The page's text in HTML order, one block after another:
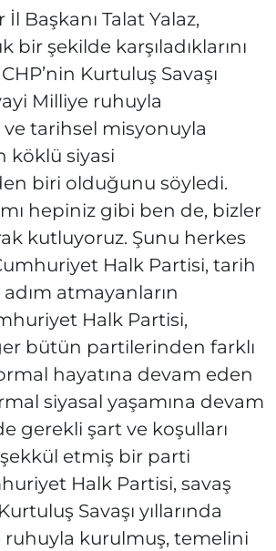
İl Başkanı Talat Yalaz,
bir şekilde karşıladıklarını
Kurtuluş Savaşı
Milliye ruhuyla
tarihsel misyonuyla
köklü siyasi
biri olduğunu söyledi.
hepiniz gibi ben de, bizler
kutluyoruz. Şunu herkes
Halk Partisi, tarih
atmayanların
Halk Partisi,
bütün partilerinden farklı
hayatına devam eden
siyasal yaşamına devam
gerekli şart ve koşulları
etmiş bir parti
Halk Partisi, savaş
Savaşı yıllarında
ruhuyla kurulmuş, temelini